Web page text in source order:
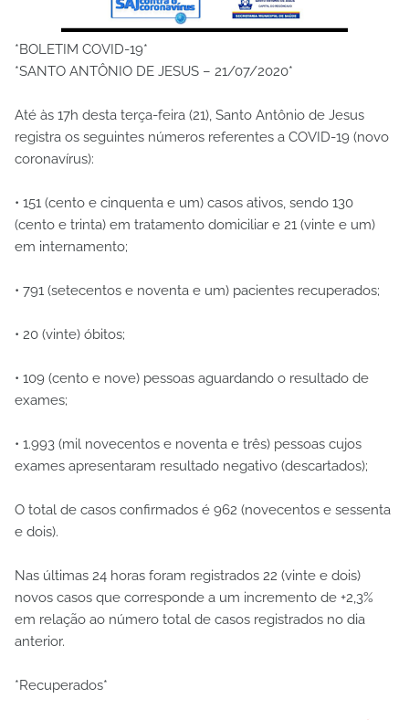
*BOLETIM COVID-19*
*SANTO ANTÔNIO DE JESUS – 21/07/2020*
Até às 17h desta terça-feira (21), Santo Antônio de Jesus
registra os seguintes números referentes a COVID-19 (novo
coronavírus):
• 151 (cento e cinquenta e um) casos ativos, sendo 130
(cento e trinta) em tratamento domiciliar e 21 (vinte e um)
em internamento;
• 791 (setecentos e noventa e um) pacientes recuperados;
• 20 (vinte) óbitos;
• 109 (cento e nove) pessoas aguardando o resultado de
exames;
• 1.993 (mil novecentos e noventa e três) pessoas cujos
exames apresentaram resultado negativo (descartados);
O total de casos confirmados é 962 (novecentos e sessenta
e dois).
Nas últimas 24 horas foram registrados 22 (vinte e dois)
novos casos que corresponde a um incremento de +2,3%
em relação ao número total de casos registrados no dia
anterior.
*Recuperados*